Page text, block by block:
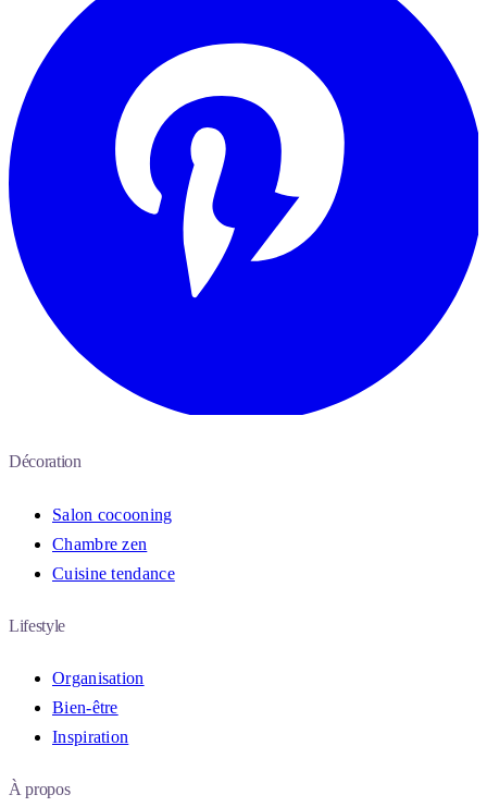
Décoration
Salon cocooning
Chambre zen
Cuisine tendance
Lifestyle
Organisation
Bien-être
Inspiration
À propos